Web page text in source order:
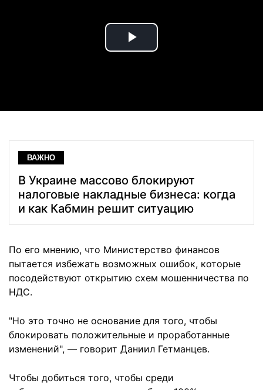
Play
ВАЖНО
В Украине массово блокируют
налоговые накладные бизнеса: когда
и как Кабмин решит ситуацию
По его мнению, что Министерство финансов
пытается избежать возможных ошибок, которые
посодействуют открытию схем мошенничества по
НДС.
"Но это точно не основание для того, чтобы
блокировать положительные и проработанные
изменений", — говорит Даниил Гетманцев.
Чтобы добиться того, чтобы среди